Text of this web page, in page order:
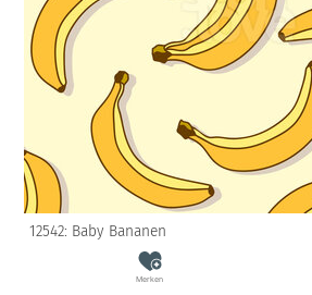
12542: Baby Bananen
Merken